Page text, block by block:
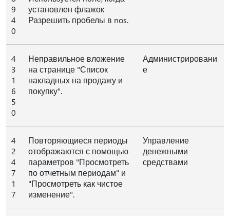
9
4
0
установлен флажок
Разрешить пробелы в nos.
4
3
1
6
5
0
Неправильное вложение
на странице "Список
накладных на продажу и
покупку".
Администрировани
е
4
2
4
7
1
7
Повторяющиеся периоды
отображаются с помощью
параметров "Просмотреть
по отчетным периодам" и
"Просмотреть как чистое
изменение".
Управление
денежными
средствами